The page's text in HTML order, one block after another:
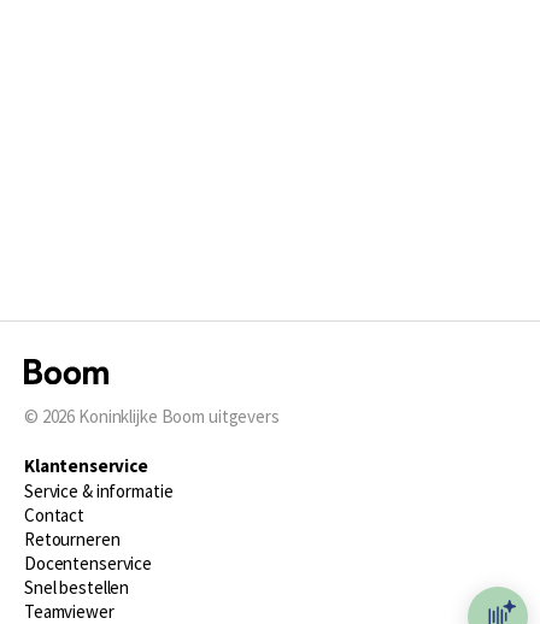
© 2026 Koninklijke Boom uitgevers
Klantenservice
Service & informatie
Contact
Retourneren
Docentenservice
Snel bestellen
Teamviewer